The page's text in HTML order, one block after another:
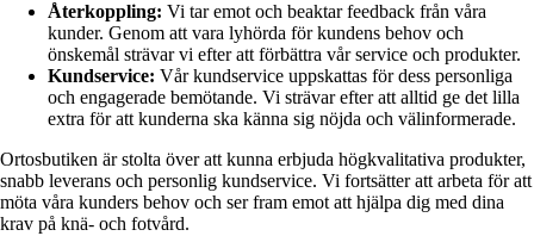
Återkoppling: Vi tar emot och beaktar feedback från våra
kunder. Genom att vara lyhörda för kundens behov och
önskemål strävar vi efter att förbättra vår service och produkter.
Kundservice: Vår kundservice uppskattas för dess personliga
och engagerade bemötande. Vi strävar efter att alltid ge det lilla
extra för att kunderna ska känna sig nöjda och välinformerade.
Ortosbutiken är stolta över att kunna erbjuda högkvalitativa produkter,
snabb leverans och personlig kundservice. Vi fortsätter att arbeta för att
möta våra kunders behov och ser fram emot att hjälpa dig med dina
krav på knä- och fotvård.